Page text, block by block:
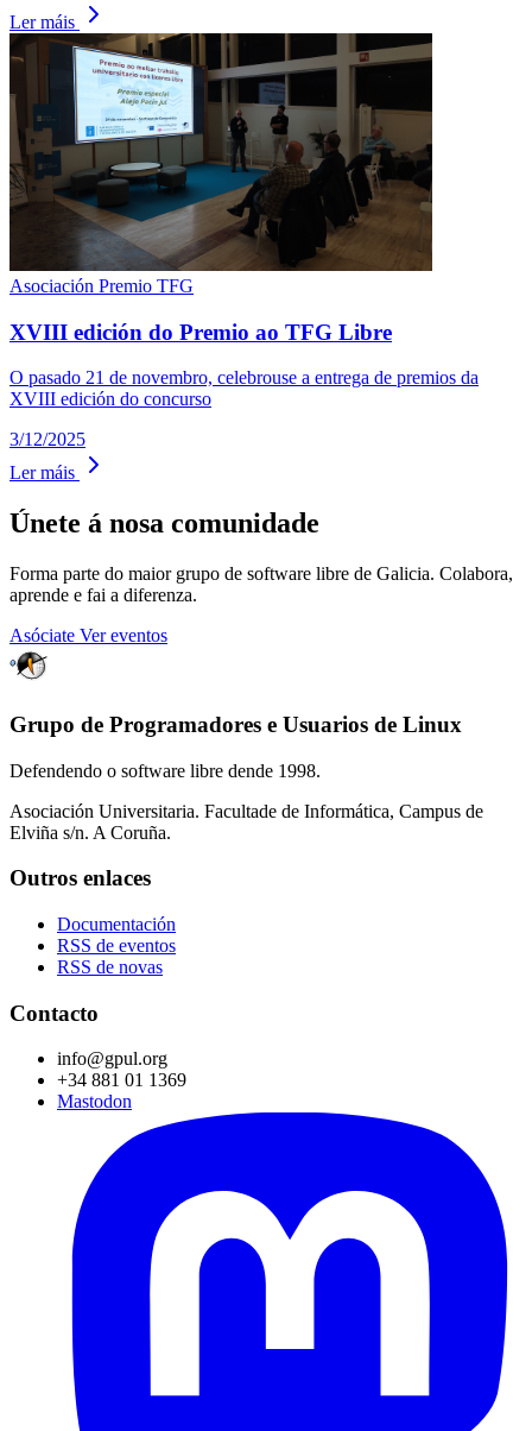
Ler máis
Asociación Premio TFG
XVIII edición do Premio ao TFG Libre
O pasado 21 de novembro, celebrouse a entrega de premios da
XVIII edición do concurso
3/12/2025
Ler máis
Únete á nosa comunidade
Forma parte do maior grupo de software libre de Galicia. Colabora,
aprende e fai a diferenza.
Asóciate Ver eventos
Grupo de Programadores e Usuarios de Linux
Defendendo o software libre dende 1998.
Asociación Universitaria. Facultade de Informática, Campus de
Elviña s/n. A Coruña.
Outros enlaces
Documentación
RSS de eventos
RSS de novas
Contacto
info@gpul.org
+34 881 01 1369
Mastodon